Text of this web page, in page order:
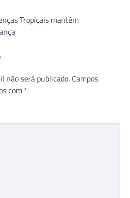
Tropicais mantém
não será publicado. Campos
com *